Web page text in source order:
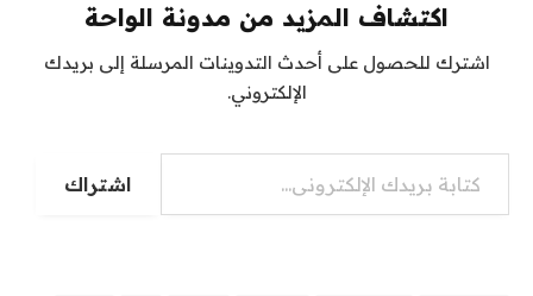
اكتشاف المزيد من مدونة الواحة
اشترك للحصول على أحدث التدوينات المرسلة إلى بريدك
الإلكتروني.
كتابة بريدك الإلكتروني...
اشتراك